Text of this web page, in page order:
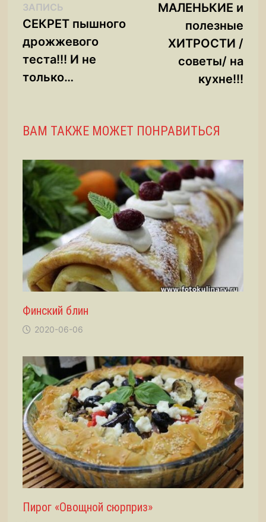
по
записям
ЗАПИСЬ
запись:
СЕКРЕТ пышного
дрожжевого
теста!!! И не
только…
МАЛЕНЬКИЕ и
полезные
ХИТРОСТИ /
советы/ на
кухне!!!
ВАМ ТАКЖЕ МОЖЕТ ПОНРАВИТЬСЯ
Финский блин
2020-06-06
Пирог «Овощной сюрприз»